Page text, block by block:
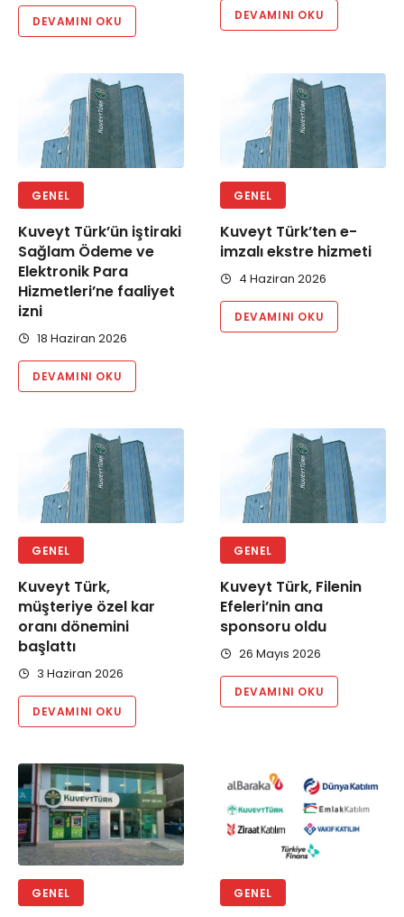
DEVAMINI OKU DEVAMINI OKU
GENEL
Kuveyt Türk’ün iştiraki
Sağlam Ödeme ve
Elektronik Para
Hizmetleri’ne faaliyet
izni
18 Haziran 2026
DEVAMINI OKU
GENEL
Kuveyt Türk’ten e-
imzalı ekstre hizmeti
4 Haziran 2026
DEVAMINI OKU
GENEL
Kuveyt Türk,
müşteriye özel kar
oranı dönemini
başlattı
3 Haziran 2026
DEVAMINI OKU
GENEL
Kuveyt Türk, Filenin
Efeleri’nin ana
sponsoru oldu
26 Mayıs 2026
DEVAMINI OKU
GENEL GENEL